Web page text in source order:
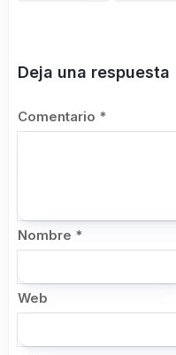
Deja una respuesta
Comentario *
Nombre *
Web